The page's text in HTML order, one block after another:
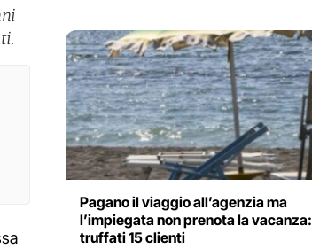
Pagano il viaggio all’agenzia ma
l’impiegata non prenota la vacanza:
truffati 15 clienti